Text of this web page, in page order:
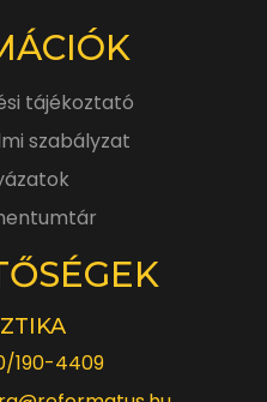
tájékoztató
szabályzat
190-4409